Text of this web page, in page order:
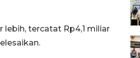
lebih, tercatat Rp4,1 miliar